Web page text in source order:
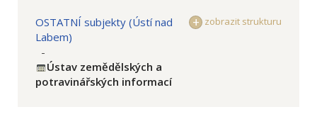
zobrazit strukturu
OSTATNÍ subjekty (Ústí nad
Labem)
-
Ústav zemědělských a
potravinářských informací